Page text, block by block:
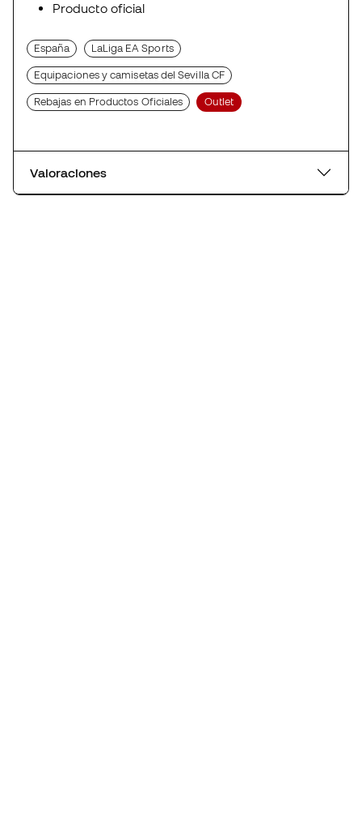
Producto oficial
España LaLiga EA Sports
Equipaciones y camisetas del Sevilla CF
Rebajas en Productos Oficiales Outlet
Valoraciones